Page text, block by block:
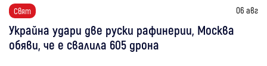
Свят 06 авг
Украйна удари две руски рафинерии, Москва
обяви, че е свалила 605 дрона